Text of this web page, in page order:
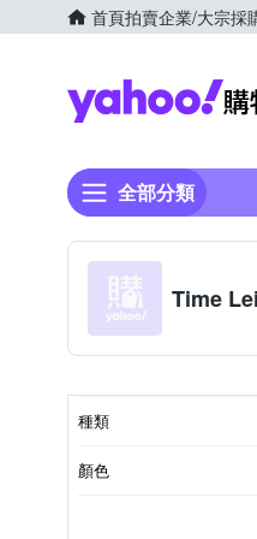
首頁拍賣企業/大宗採
全部分類
Time
種類
顏色